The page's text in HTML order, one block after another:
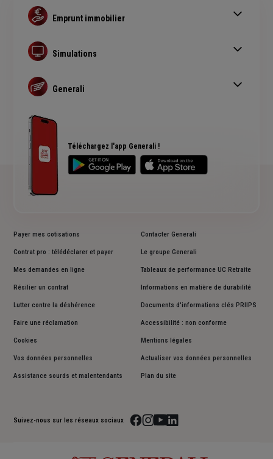
Téléchargez l'app Generali !
Emprunt immobilier
Durée maximale d'un prêt immobilier
Acheter un bien immobilier à l'étranger
Changer d'assurance emprunteur
Simulations
Devis assurance habitation
Simulation assurance auto
Generali
Assurance Emprunteur
FAQ Assurance de prêt
Plan du site
Payer mes cotisations
Contrat pro : télédéclarer et payer
Mes demandes en ligne
Résilier un contrat
Lutter contre la déshérence
Faire une réclamation
Contacter Generali
Le groupe Generali
Tableaux de performance UC Retraite
Informations en matière de durabilité
Documents d'informations clés PRIIPS
Accessibilité : non conforme
Cookies Mentions légales
Vos données personnelles Actualiser vos données personnelles
Assistance sourds et malentendants Plan du site
Suivez-nous sur les réseaux sociaux